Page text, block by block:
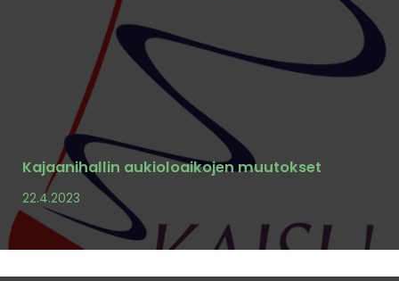
Kajaanihallin aukioloaikojen muutokset
22.4.2023